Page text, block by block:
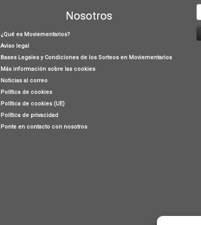
Nosotros
¿Qué es Moviementarios?
Aviso legal
Bases Legales y Condiciones de los Sorteos en Moviementarios
Más información sobre las cookies
Noticias al correo
Política de cookies
Política de cookies (UE)
Política de privacidad
Ponte en contacto con nosotros